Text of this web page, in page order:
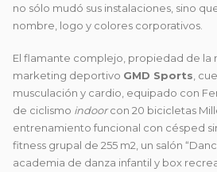
no sólo mudó sus instalaciones, sino
nombre, logo y colores corporativos.
El flamante complejo, propiedad de la
marketing deportivo GMD Sports ,
musculación y cardio, equipado con
de ciclismo indoorcon 20 bicicletas
entrenamiento funcional con césped
fitness grupal de 255 m2, un salón
academia de danza infantil y box